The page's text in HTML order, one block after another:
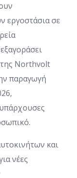
εργοστάσια σε
της Northvolt
παραγωγή
και
νέες